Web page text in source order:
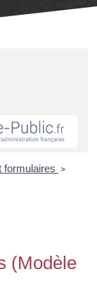
formulaires >
(Modèle